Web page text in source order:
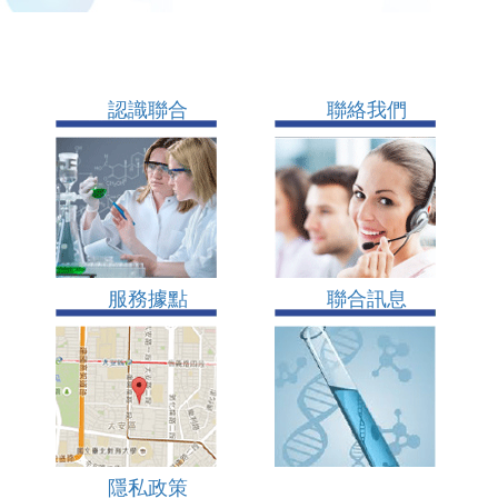
認識聯合 聯絡我們
服務據點 聯合訊息
隱私政策